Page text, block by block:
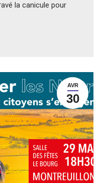
la canicule pour
AVR
30